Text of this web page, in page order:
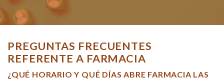
PREGUNTAS FRECUENTES
REFERENTE A FARMACIA
¿QUÉ HORARIO Y QUÉ DÍAS ABRE FARMACIA LAS